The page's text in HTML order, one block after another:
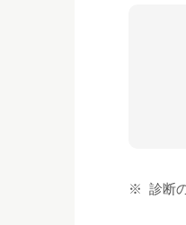
診断